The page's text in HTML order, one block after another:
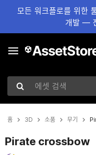
모든 워크플로를 위한
개발 —
에셋 검색
홈 3D 소품 무기
Pirate crossbow